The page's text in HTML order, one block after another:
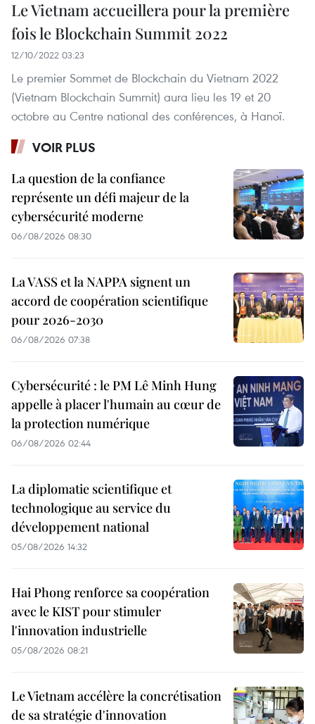
Le Vietnam accueillera pour la première
fois le Blockchain Summit 2022
12/10/2022 03:23
Le premier Sommet de Blockchain du Vietnam 2022
(Vietnam Blockchain Summit) aura lieu les 19 et 20
octobre au Centre national des conférences, à Hanoï.
VOIR PLUS
La question de la confiance
représente un défi majeur de la
cybersécurité moderne
06/08/2026 08:30
La VASS et la NAPPA signent un
accord de coopération scientifique
pour 2026-2030
06/08/2026 07:38
Cybersécurité : le PM Lê Minh Hung
appelle à placer l'humain au cœur de
la protection numérique
06/08/2026 02:44
La diplomatie scientifique et
technologique au service du
développement national
05/08/2026 14:32
Hai Phong renforce sa coopération
avec le KIST pour stimuler
l'innovation industrielle
05/08/2026 08:21
Le Vietnam accélère la concrétisation
de sa stratégie d'innovation